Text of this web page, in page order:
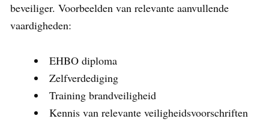
beveiliger. Voorbeelden van relevante aanvullende
vaardigheden:
EHBO diploma
Zelfverdediging
Training brandveiligheid
Kennis van relevante veiligheidsvoorschriften